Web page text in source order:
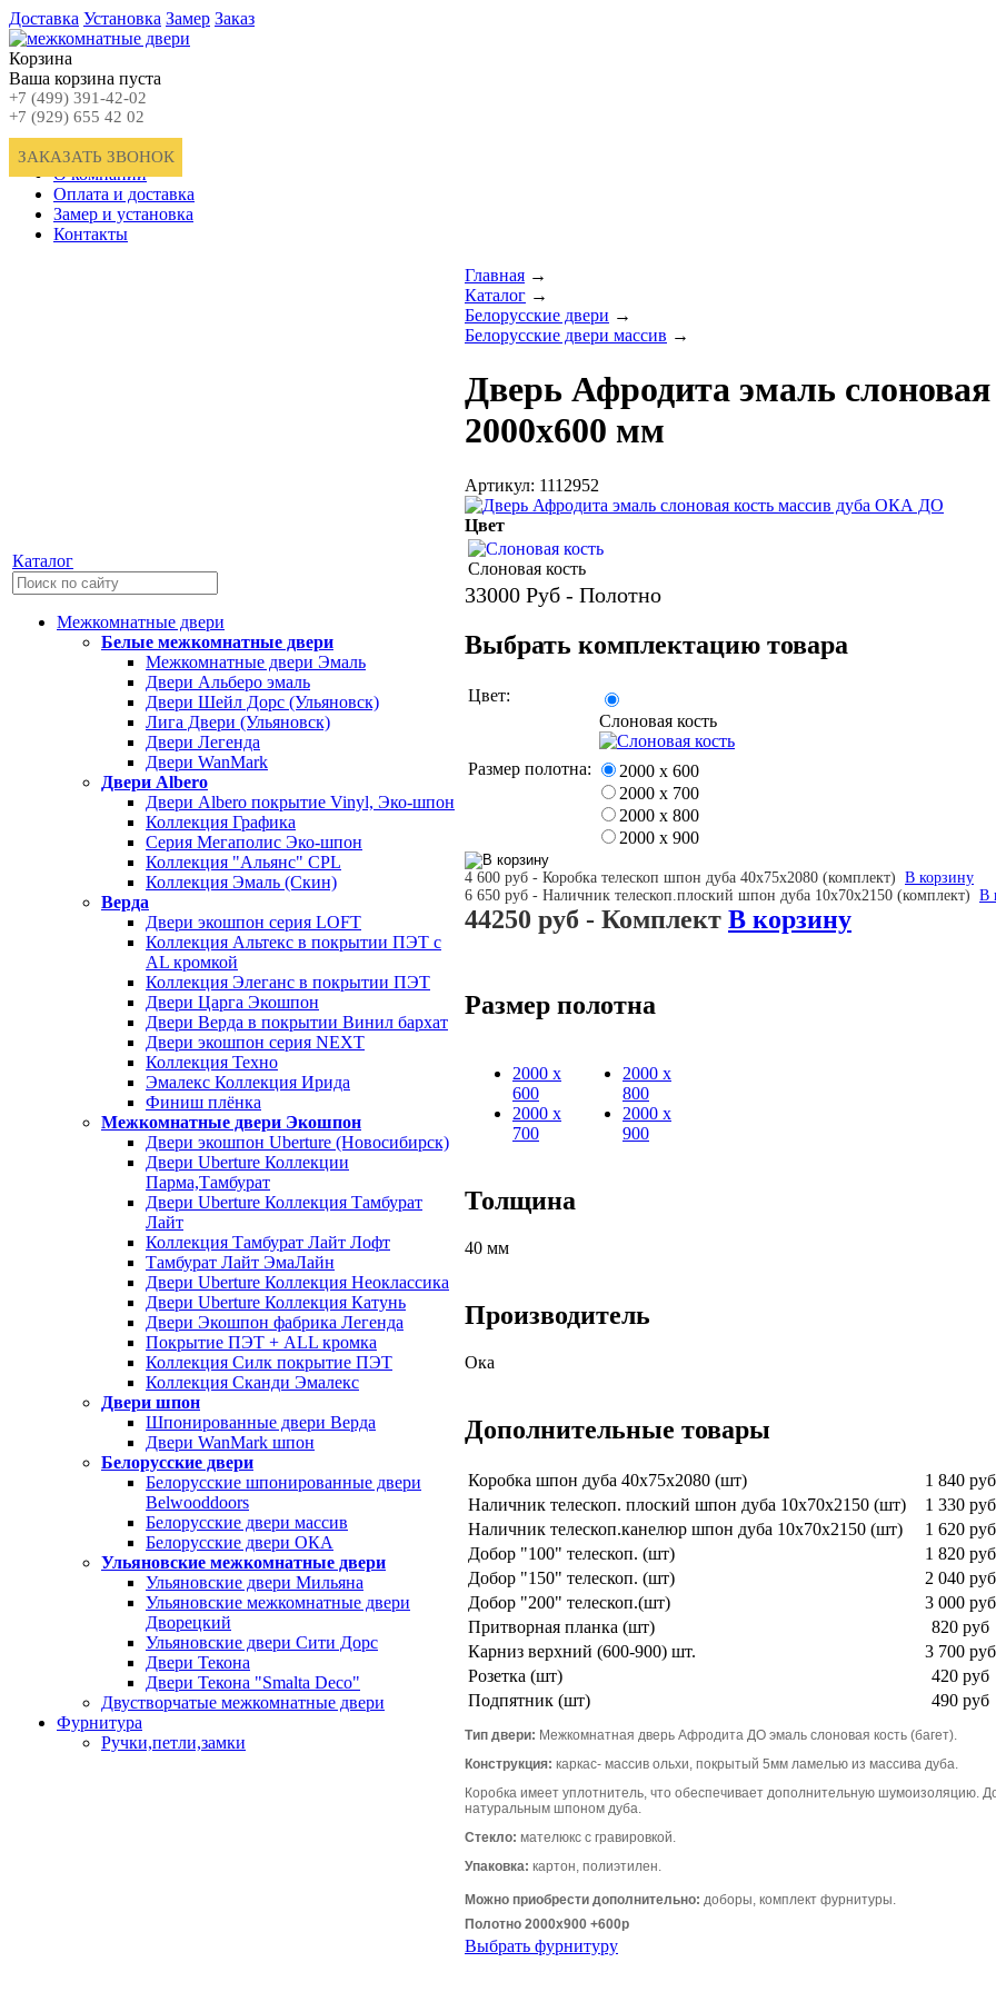
Доставка Установка Замер Заказ
Корзина
Ваша корзина пуста
+7 (499) 391-42-02
+7 (929) 655 42 02
ЗАКАЗАТЬ ЗВОНОК
Главная
О компании
Оплата и доставка
Замер и установка
Контакты
Каталог
Межкомнатные двери
Белые межкомнатные двери
Межкомнатные двери Эмаль
Двери Альберо эмаль
Двери Шейл Дорс (Ульяновск)
Лига Двери (Ульяновск)
Двери Легенда
Двери WanMark
Двери Albero
Двери Albero покрытие Vinyl, Эко-шпон
Коллекция Графика
Серия Мегаполис Эко-шпон
Коллекция "Альянс" CPL
Коллекция Эмаль (Скин)
Верда
Двери экошпон серия LOFT
Коллекция Альтекс в покрытии ПЭТ с
AL кромкой
Коллекция Элеганс в покрытии ПЭТ
Двери Царга Экошпон
Двери Верда в покрытии Винил бархат
Двери экошпон серия NEXT
Коллекция Техно
Эмалекс Коллекция Ирида
Финиш плёнка
Межкомнатные двери Экошпон
Двери экошпон Uberture (Новосибирск)
Двери Uberture Коллекции
Парма,Тамбурат
Двери Uberture Коллекция Тамбурат
Лайт
Коллекция Тамбурат Лайт Лофт
Тамбурат Лайт ЭмаЛайн
Двери Uberture Коллекция Неоклассика
Двери Uberture Коллекция Катунь
Двери Экошпон фабрика Легенда
Покрытие ПЭТ + ALL кромка
Коллекция Силк покрытие ПЭТ
Коллекция Сканди Эмалекс
Двери шпон
Шпонированные двери Верда
Двери WanMark шпон
Белорусские двери
Белорусские шпонированные двери
Belwooddoors
Белорусские двери массив
Белорусские двери ОКА
Ульяновские межкомнатные двери
Ульяновские двери Мильяна
Ульяновские межкомнатные двери
Дворецкий
Ульяновские двери Сити Дорс
Двери Текона
Двери Текона "Smalta Deco"
Двустворчатые межкомнатные двери
Фурнитура
Ручки,петли,замки
Главная →
Каталог →
Белорусские двери →
Белорусские двери массив →
Дверь Афродита эмаль
2000х600 мм
Артикул: 1112952
Цвет
Слоновая кость
33000 Руб - Полотно
Выбрать комплектацию товара
Цвет:
Слоновая кость
Размер полотна:
2000 х 600
2000 х 700
2000 х 800
2000 х 900
4 600 руб - Коробка телескоп шпон дуба 40х75х2080 (комплект) В корзину
6 650 руб - Наличник телескоп.плоский шпон дуба 10х70х2150 (комплект) В
44250 руб - Комплект В корзину
Размер полотна
2000 х
600
2000 х
700
2000 х
800
2000 х
900
Толщина
40 мм
Производитель
Ока
Дополнительные товары
Коробка шпон дуба 40х75х2080 (шт) 1 840 руб
Наличник телескоп. плоский шпон дуба 10х70х2150 (шт)
1 330 руб
Наличник телескоп.канелюр шпон дуба 10х70х2150 (шт)
1 620 руб
Добор "100" телескоп. (шт)
1 820 руб
Добор "150" телескоп. (шт)
2 040 руб
Добор "200" телескоп.(шт)
3 000 руб
Притворная планка (шт)
820 руб
Карниз верхний (600-900) шт.
3 700 руб
Розетка (шт)
420 руб
Подпятник (шт)
490 руб
Тип двери: Межкомнатная дверь Афродита ДО эмаль слоновая кость (багет).
Конструкция: каркас- массив ольхи, покрытый 5мм ламелью из массива дуба.
Коробка имеет уплотнитель, что обеспечивает дополнительную шумоизоляцию.
натуральным шпоном дуба.
Стекло: мателюкс с гравировкой.
Упаковка: картон, полиэтилен.
Можно приобрести дополнительно: доборы, комплект фурнитуры.
Полотно 2000х900 +600р
Выбрать фурнитуру